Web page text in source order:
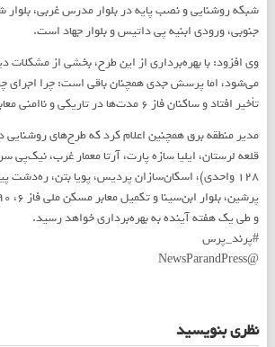
شبکه روشنایی و نصب پایه در بلوار مدرس غربی، بلوار
جنوبی، ورودی ابنیه پی داتیس و بلوار جهاد است.
وی افزود: با بهره‌برداری از این طرح، بخشی از مشکلات
می‌شود، اما پرسش جدی همچنان باقی است: چرا اجرای
تأخیر افتاد و ساکنان فاز ۶ مدت‌ها در تاریکی و ناامنی معابر زندگی کردند؟
مدیر منطقه برق همچنین اعلام کرد که طرح‌های
و طی یک هفته آینده به بهره‌برداری خواهد رسید.
#پرند_پرس
@NewsParandPress
نظری بنویسید